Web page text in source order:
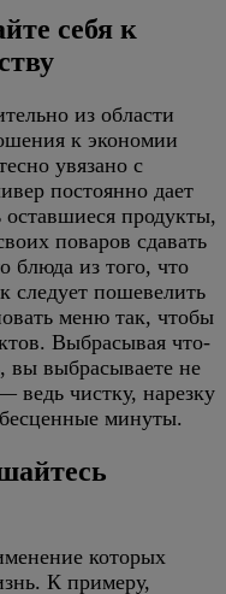
себя к
из области
к экономии
увязано с
постоянно дает
оставшиеся продукты,
поваров сдавать
блюда из того, что
следует пошевелить
меню так, чтобы
Выбрасывая что-
вы выбрасываете не
ведь чистку, нарезку
минуты.
которых
К примеру,